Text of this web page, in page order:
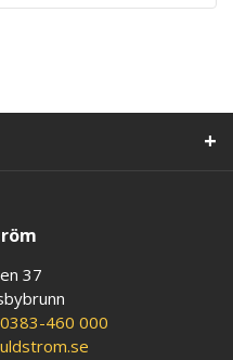
37
0383-460 000